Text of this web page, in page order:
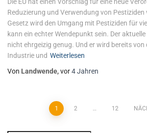
Reduzierung und Verwendung von Pestiziden
Gesetz wird den Umgang mit Pestiziden für
kann ein echter Wendepunkt sein. Der
nicht ehrgeizig genug. Und er wird bereits von
Industrie und Weiterlesen
Von Landwende, vor4 Jahren
1 2 … 12